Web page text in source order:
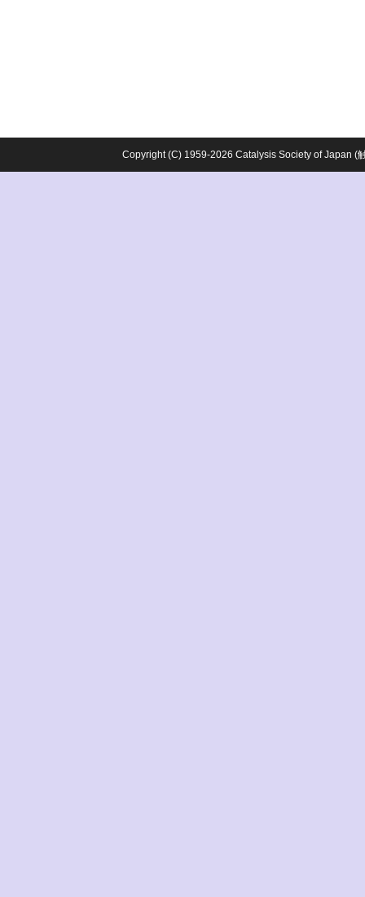
Copyright (C) 1959-2026 Catalysis Society of Japan (